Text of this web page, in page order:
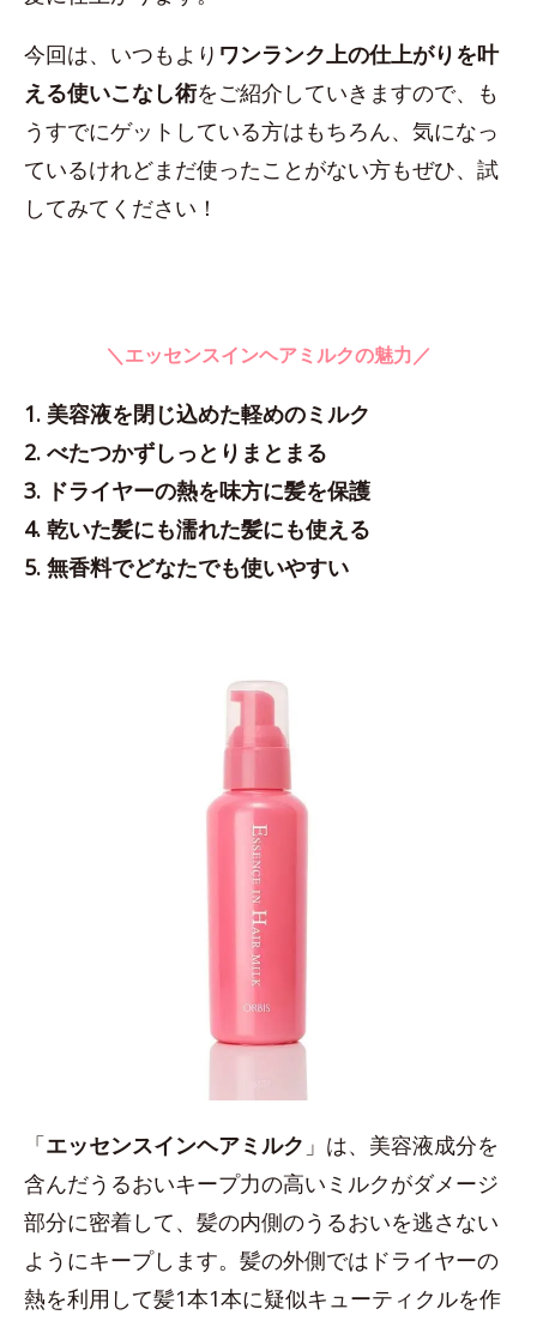
今回は、いつもより ワンランク上の仕上がりを叶
える使いこなし術をご紹介していきますので、も
うすでにゲットしている方はもちろん、気になっ
ているけれどまだ使ったことがない方もぜひ、試
してみてください！
＼エッセンスインヘアミルクの魅力／
1. 美容液を閉じ込めた軽めのミルク
2. べたつかずしっとりまとまる
3. ドライヤーの熱を味方に髪を保護
4. 乾いた髪にも濡れた髪にも使える
5. 無香料でどなたでも使いやすい
「エッセンスインヘアミルク 」は、美容液成分を
含んだうるおいキープ力の高いミルクがダメージ
部分に密着して、髪の内側のうるおいを逃さない
ようにキープします。髪の外側ではドライヤーの
熱を利用して髪1本1本に疑似キューティクルを作